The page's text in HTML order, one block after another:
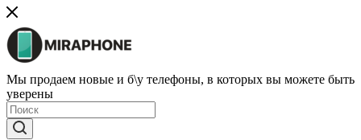
Мы продаем новые и б\у телефоны, в которых вы можете быть
уверены